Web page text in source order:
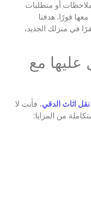
أو متطلبات
فورًا. هدفنا
في منزلك الجديد،
عليها مع
اثاث الدقي، فأنت لا
من المزايا: